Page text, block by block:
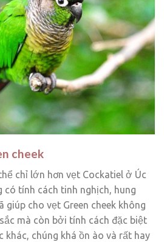
cheek
chỉ lớn hơn vẹt Cockatiel ở Úc
có tính cách tinh nghịch, hung
giúp cho vẹt Green cheek không
mà còn bởi tính cách đặc biệt
khác, chúng khá ồn ào và rất hay